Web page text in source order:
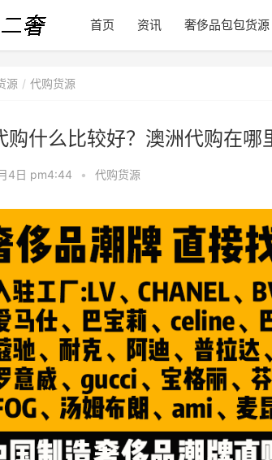
首页 资讯 奢侈品包包货源
源 代购货源
购什么比较好？澳洲代购在哪
4日 pm4:44 • 代购货源